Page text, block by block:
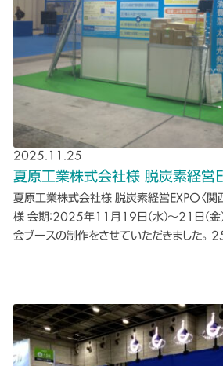
2025.11.25
夏原工業株式会社様 脱炭素経営
夏原工業株式会社様 脱炭素経営EXPO〈関
様 会期：2025年11月19日(水)〜21日(金)
会ブースの制作をさせていただきました